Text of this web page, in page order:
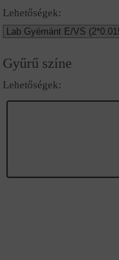
Lehetőségek:
Gyűrű színe
Lehetőségek: